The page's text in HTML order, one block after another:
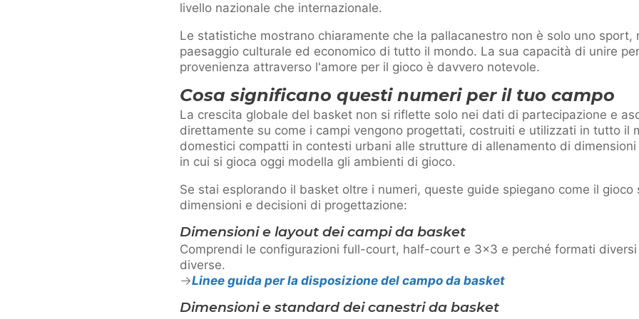
livello nazionale che internazionale.
Le statistiche mostrano chiaramente che la pallacanestro non è solo uno
paesaggio culturale ed economico di tutto il mondo. La sua capacità di unire
provenienza attraverso l'amore per il gioco è davvero notevole.
Cosa significano questi numeri per il tuo campo
La crescita globale del basket non si riflette solo nei dati di partecipazione e
direttamente su come i campi vengono progettati, costruiti e utilizzati in tutto il
domestici compatti in contesti urbani alle strutture di allenamento di
in cui si gioca oggi modella gli ambienti di gioco.
Se stai esplorando il basket oltre i numeri, queste guide spiegano come il
dimensioni e decisioni di progettazione:
Dimensioni e layout dei campi da basket
Comprendi le configurazioni full-court, half-court e 3×3 e perché formati
diverse.
Linee guida per la disposizione del campo da basket
Dimensioni e standard dei canestri da basket